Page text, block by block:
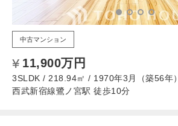
中古マンション
11,900万円
3SLDK / 218.94㎡ / 1970年3月（築56年）
西武新宿線鷺ノ宮駅 徒歩10分